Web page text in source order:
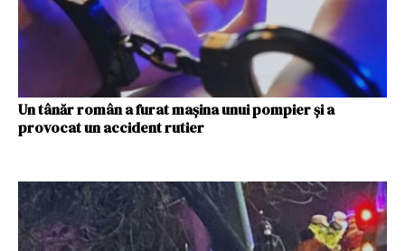
Un tânăr român a furat mașina unui pompier și a
provocat un accident rutier